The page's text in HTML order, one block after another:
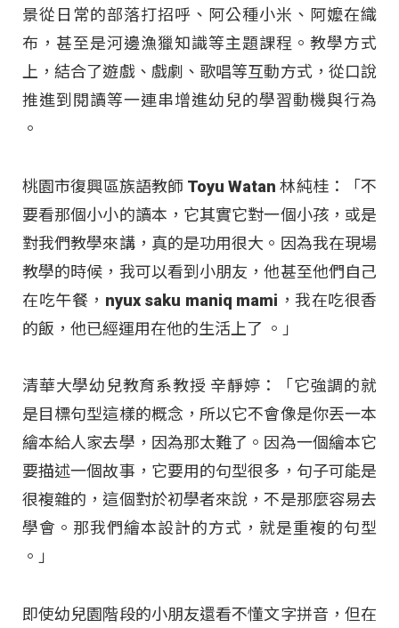
景從日常的部落打招呼、阿公種小米、阿嬤在織
布，甚至是河邊漁獵知識等主題課程。教學方式
上，結合了遊戲、戲劇、歌唱等互動方式，從口說
推進到閱讀等一連串增進幼兒的學習動機與行為
。
桃園市復興區族語教師 Toyu Watan 林純桂：「不
要看那個小小的讀本，它其實它對一個小孩，或是
對我們教學來講，真的是功用很大。因為我在現場
教學的時候，我可以看到小朋友，他甚至他們自己
在吃午餐，nyux saku maniq mami，我在吃很香
的飯，他已經運用在他的生活上了 。」
清華大學幼兒教育系教授 辛靜婷：「它強調的就
是目標句型這樣的概念，所以它不會像是你丟一本
繪本給人家去學，因為那太難了。因為一個繪本它
要描述一個故事，它要用的句型很多，句子可能是
很複雜的，這個對於初學者來說，不是那麼容易去
學會。那我們繪本設計的方式，就是重複的句型
。」
即使幼兒園階段的小朋友還看不懂文字拼音，但在